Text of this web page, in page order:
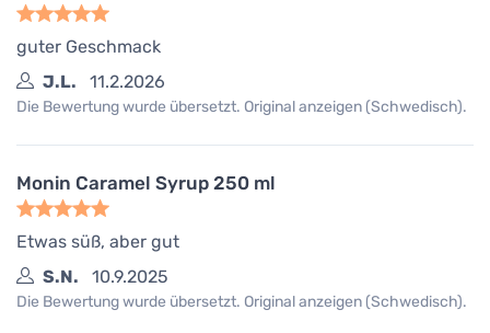
guter Geschmack
J.L.
11.2.2026
Die Bewertung wurde übersetzt. Original anzeigen (Schwedisch).
Monin Caramel Syrup 250 ml
Etwas süß, aber gut
S.N.
10.9.2025
Die Bewertung wurde übersetzt. Original anzeigen (Schwedisch).